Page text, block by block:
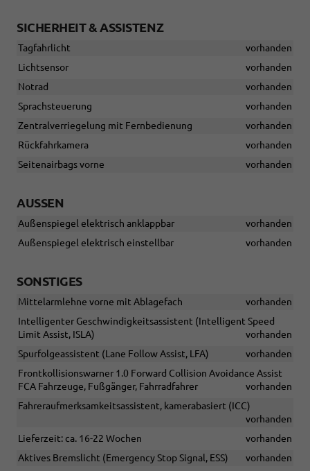
SICHERHEIT & ASSISTENZ
Tagfahrlicht
vorhanden
Lichtsensor
vorhanden
Notrad
vorhanden
Sprachsteuerung
vorhanden
Zentralverriegelung mit Fernbedienung
vorhanden
Rückfahrkamera
vorhanden
Seitenairbags vorne
vorhanden
AUSSEN
Außenspiegel elektrisch anklappbar
vorhanden
Außenspiegel elektrisch einstellbar
vorhanden
SONSTIGES
Mittelarmlehne vorne mit Ablagefach
vorhanden
Intelligenter Geschwindigkeitsassistent (Intelligent Speed
Limit Assist, ISLA)
vorhanden
Spurfolgeassistent (Lane Follow Assist, LFA)
vorhanden
Frontkollisionswarner 1.0 Forward Collision Avoidance Assist
FCA Fahrzeuge, Fußgänger, Fahrradfahrer
vorhanden
Fahreraufmerksamkeitsassistent, kamerabasiert (ICC)
vorhanden
Lieferzeit: ca. 16-22 Wochen
vorhanden
Aktives Bremslicht (Emergency Stop Signal, ESS)
vorhanden